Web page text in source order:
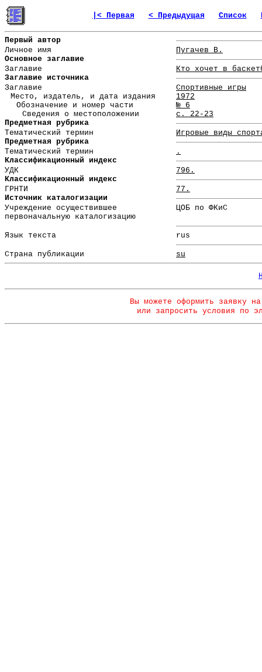
|< Первая < Предыдущая Список
Первый автор
Личное имя
Пугачев В.
Основное заглавие
Заглавие
Кто хочет в
Заглавие источника
Заглавие
Спортивные игры
Место, издатель, и дата издания
1972
Обозначение и номер части
№ 6
Сведения о местоположении
с. 22-23
Предметная рубрика
Тематический термин
Игровые виды
Предметная рубрика
Тематический термин
.
Классификационный индекс
УДК
796.
Классификационный индекс
ГРНТИ
77.
Источник каталогизации
Учреждение осуществившее
первоначальную каталогизацию
ЦОБ по ФКиС
Язык текста rus
Страна публикации su
Вы можете оформить заявку
или запросить условия по